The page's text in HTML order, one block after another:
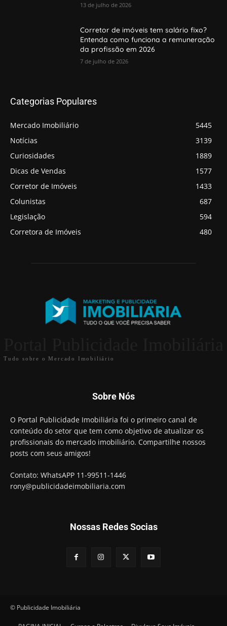
13 de julho de 2026
Corretor de imóveis tem salário fixo?
Entenda como funciona a remuneração
da profissão em 2026
7 de julho de 2026
Categorias Populares
Mercado Imobiliário
5445
Notícias
3139
Curiosidades
1889
Dicas de Vendas
1577
Corretor de Imóveis
1433
Colunistas
687
Legislação
594
Corretora de Imóveis
480
Tudo sobre o Mercado Imobiliário
Sobre Nós
O Portal Publicidade Imobiliária foi o primeiro canal de
conteúdo do setor que tem como objetivo de atualizar os
profissionais do mercado imobiliário. Compartilhe nossos
posts com seus amigos!
Contato: WhatsAPP 11-99511-1446
rony@publicidadeimobiliaria.com
Nossas Redes Socias
© Publicidade Imobiliária